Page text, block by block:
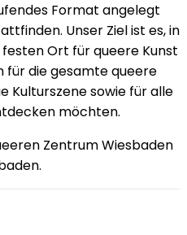
Format angelegt
Unser Ziel ist es, in
Ort für queere Kunst
für die gesamte queere
Kulturszene sowie für alle
möchten.
Zentrum Wiesbaden